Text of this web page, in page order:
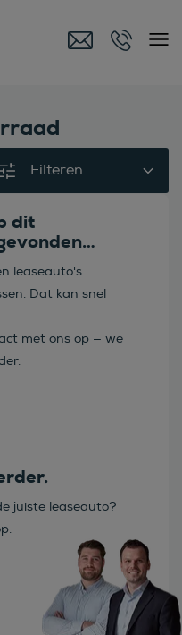
Filteren
dit
leaseauto's
Dat kan snel
met ons op — we
juiste leaseauto?